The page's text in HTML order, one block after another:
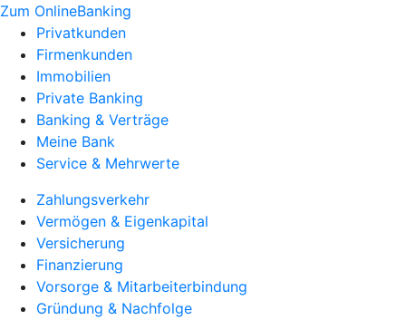
Zum OnlineBanking
Privatkunden
Firmenkunden
Immobilien
Private Banking
Banking & Verträge
Meine Bank
Service & Mehrwerte
Zahlungsverkehr
Vermögen & Eigenkapital
Versicherung
Finanzierung
Vorsorge & Mitarbeiterbindung
Gründung & Nachfolge